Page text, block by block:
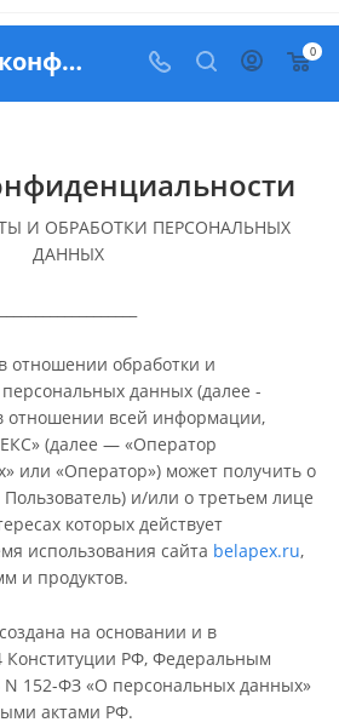
Политика конфиденциальности 0
И ОБРАБОТКИ ПЕРСОНАЛЬНЫХ
ДАННЫХ
отношении обработки и
данных (далее -
отношении всей информации,
(далее — «Оператор
или «Оператор») может получить о
Пользователь) и/или о третьем лице
которых действует
использования сайта belapex.ru,
и продуктов.
на основании и в
Конституции РФ, Федеральным
N 152-ФЗ «О персональных данных»
актами РФ.